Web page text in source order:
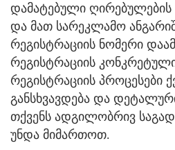
დამატებული
და მათ სარეკლამო
რეგისტრაციის ნომერი
რეგისტრაციის
რეგისტრაციის პროცესები
განსხვავდება და
თქვენს ადგილობრივ
უნდა მიმართოთ.